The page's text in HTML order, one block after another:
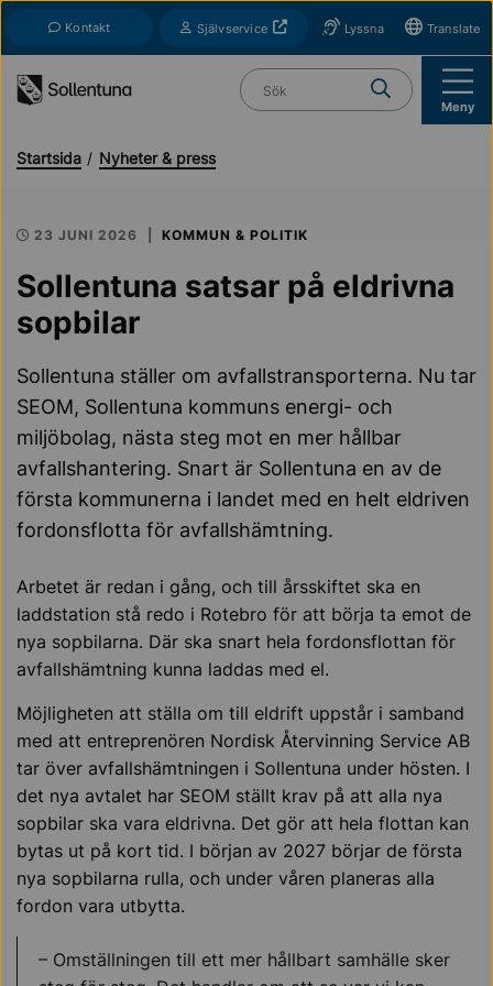
Kontakt SjälvserviceÖppnas i nytt fönsterLyssna Translate
Vad söker du?
Meny
Startsida Nyheter & press
23 JUNI 2026 KOMMUN & POLITIK
Sollentuna satsar på eldrivna
sopbilar
Sollentuna ställer om avfallstransporterna. Nu tar
SEOM, Sollentuna kommuns energi- och
miljöbolag, nästa steg mot en mer hållbar
avfallshantering. Snart är Sollentuna en av de
första kommunerna i landet med en helt eldriven
fordonsflotta för avfallshämtning.
Arbetet är redan i gång, och till årsskiftet ska en
laddstation stå redo i Rotebro för att börja ta emot de
nya sopbilarna. Där ska snart hela fordonsflottan för
avfallshämtning kunna laddas med el.
Möjligheten att ställa om till eldrift uppstår i samband
med att entreprenören Nordisk Återvinning Service AB
tar över avfallshämtningen i Sollentuna under hösten. I
det nya avtalet har SEOM ställt krav på att alla nya
sopbilar ska vara eldrivna. Det gör att hela flottan kan
bytas ut på kort tid. I början av 2027 börjar de första
nya sopbilarna rulla, och under våren planeras alla
fordon vara utbytta.
– Omställningen till ett mer hållbart samhälle sker